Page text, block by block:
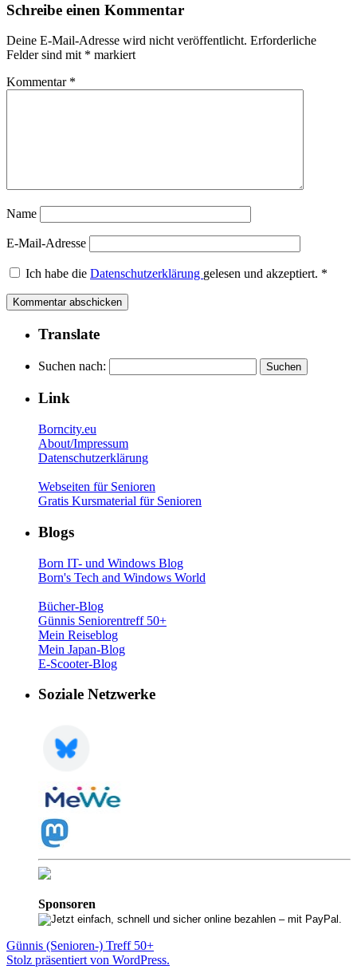
Schreibe einen Kommentar
Deine E-Mail-Adresse wird nicht veröffentlicht. Erforderliche
Felder sind mit * markiert
Kommentar *
Name
E-Mail-Adresse
Ich habe die Datenschutzerklärung gelesen und akzeptiert. *
Translate
Suchen nach:
Link
Borncity.eu
About/Impressum
Datenschutzerklärung
Webseiten für Senioren
Gratis Kursmaterial für Senioren
Blogs
Born IT- und Windows Blog
Born's Tech and Windows World
Bücher-Blog
Günnis Seniorentreff 50+
Mein Reiseblog
Mein Japan-Blog
E-Scooter-Blog
Soziale Netzwerke
Sponsoren
Günnis (Senioren-) Treff 50+
Stolz präsentiert von WordPress.